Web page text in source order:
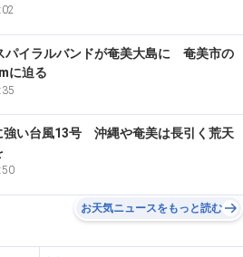
南南東
パイラルバンドが奄美大島に 奄美市の
に迫る
強い台風13号 沖縄や奄美は長引く荒天
お天気ニュースをもっと読む